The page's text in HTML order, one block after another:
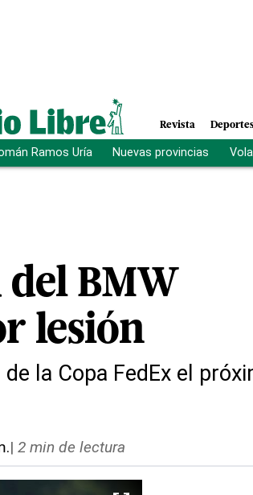
Revista
Ramos Uría Nuevas provincias
BMW
lesión
la Copa FedEx el
| 2 min de lectura